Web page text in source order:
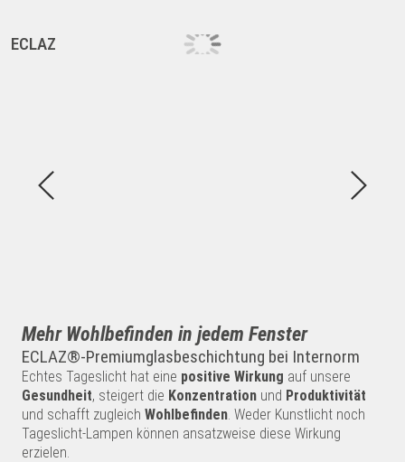
Mehr Wohlbefinden in jedem Fenster
ECLAZ®-Premiumglasbeschichtung bei Internorm
Echtes Tageslicht hat eine positive Wirkung auf unsere
Gesundheit, steigert die Konzentration und Produktivität
und schafft zugleich Wohlbefinden. Weder Kunstlicht noch
Tageslicht-Lampen können ansatzweise diese Wirkung
erzielen.
ECLAZ